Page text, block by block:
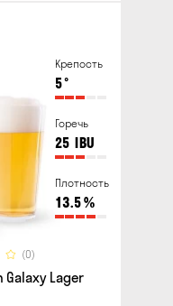
Крепость
5°
Горечь
25 IBU
Плотность
13.5%
(0)
Galaxy Lager